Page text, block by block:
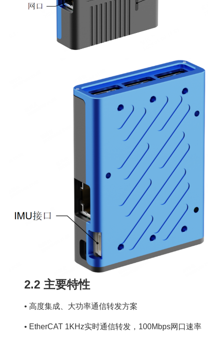
2.2 主要特性
• 高度集成、大功率通信转发方案
• EtherCAT 1KHz实时通信转发，100Mbps网口速率